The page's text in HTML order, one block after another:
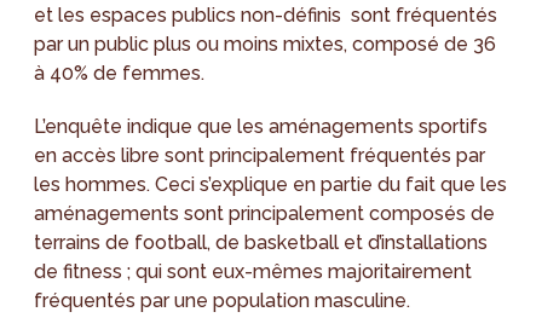
et les espaces publics non-définis sont fréquentés
par un public plus ou moins mixtes, composé de 36
à 40% de femmes.
L’enquête indique que les aménagements sportifs
en accès libre sont principalement fréquentés par
les hommes. Ceci s’explique en partie du fait que les
aménagements sont principalement composés de
terrains de football, de basketball et d’installations
de fitness ; qui sont eux-mêmes majoritairement
fréquentés par une population masculine.